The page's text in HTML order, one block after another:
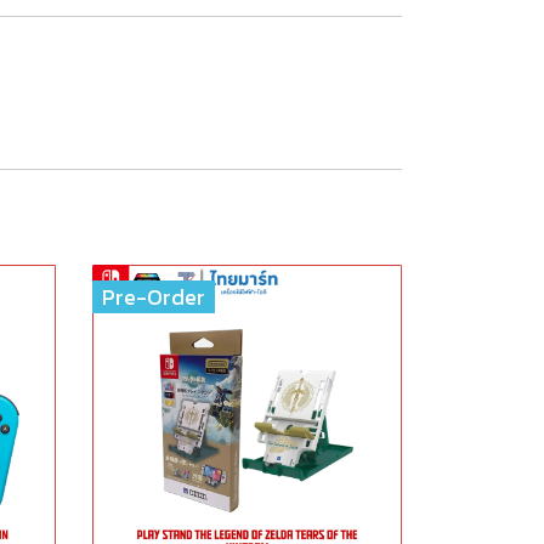
Pre-Order